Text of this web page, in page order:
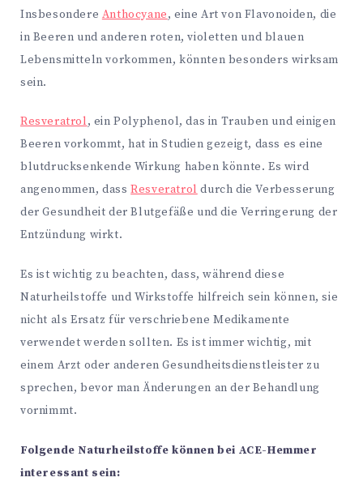
Insbesondere Anthocyane, eine Art von Flavonoiden, die
in Beeren und anderen roten, violetten und blauen
Lebensmitteln vorkommen, könnten besonders wirksam
sein.
Resveratrol, ein Polyphenol, das in Trauben und einigen
Beeren vorkommt, hat in Studien gezeigt, dass es eine
blutdrucksenkende Wirkung haben könnte. Es wird
angenommen, dassResveratrol durch die Verbesserung
der Gesundheit der Blutgefäße und die Verringerung der
Entzündung wirkt.
Es ist wichtig zu beachten, dass, während diese
Naturheilstoffe und Wirkstoffe hilfreich sein können, sie
nicht als Ersatz für verschriebene Medikamente
verwendet werden sollten. Es ist immer wichtig, mit
einem Arzt oder anderen Gesundheitsdienstleister zu
sprechen, bevor man Änderungen an der Behandlung
vornimmt.
Folgende Naturheilstoffe können bei ACE-Hemmer
interessant sein: